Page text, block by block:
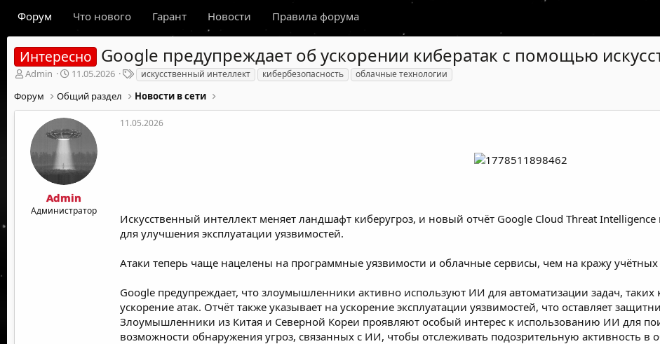
Форум Что нового Гарант Новости Правила форума
Интересно Google предупреждает об ускорении кибератак с помощью
А
т
о
м
Admin
Д
т
а
н
а
а
л
а
11.05.2026
Т
е
г
и
искусственный интеллект кибербезопасность облачные технологии
Форум Общий раздел Новости в сети
Admin
Администратор
11.05.2026
Искусственный интеллект меняет ландшафт киберугроз, и новый отчёт Google Cloud Threat
для улучшения эксплуатации уязвимостей.
Атаки теперь чаще нацелены на программные уязвимости и облачные сервисы, чем на кражу
Google предупреждает, что злоумышленники активно используют ИИ для автоматизации задач, таких
ускорение атак. Отчёт также указывает на ускорение эксплуатации уязвимостей, что оставляет
Злоумышленники из Китая и Северной Кореи проявляют особый интерес к использованию ИИ для
возможности обнаружения угроз, связанных с ИИ, чтобы отслеживать подозрительную активность в